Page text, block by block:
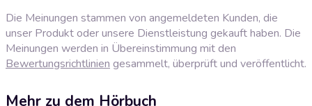
Die Meinungen stammen von angemeldeten Kunden, die
unser Produkt oder unsere Dienstleistung gekauft haben. Die
Meinungen werden in Übereinstimmung mit den
Bewertungsrichtlinien gesammelt, überprüft und veröffentlicht.
Mehr zu dem Hörbuch